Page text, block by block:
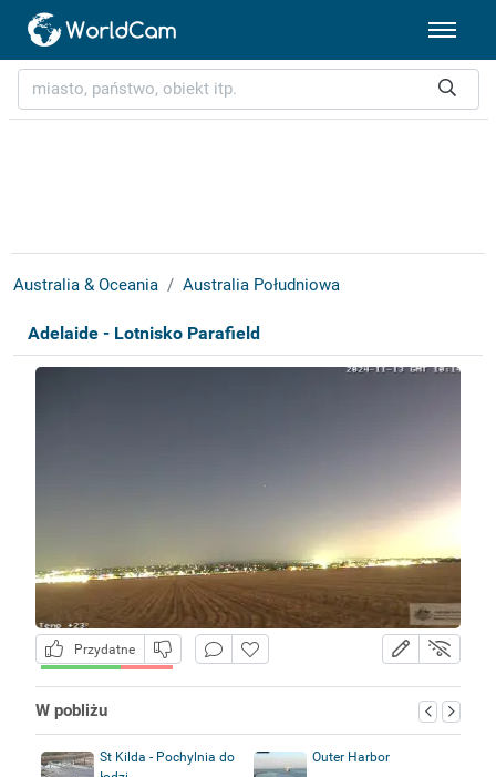
Australia & Oceania Australia Południowa
Adelaide - Lotnisko Parafield
Przydatne
W pobliżu
St Kilda - Pochylnia do
Outer Harbor